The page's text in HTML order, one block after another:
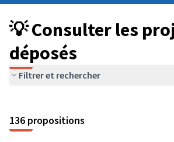
💡 Consulter les
déposés
Filtrer et rechercher
136 propositions